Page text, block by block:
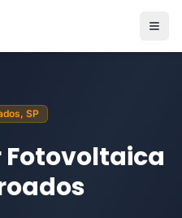
SP
Fotovoltaica